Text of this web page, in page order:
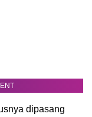
dipasang